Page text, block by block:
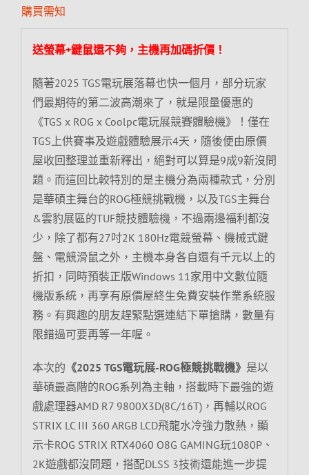
購買需知
送螢幕+鍵鼠還不夠，主機再加碼折價！
隨著2025 TGS電玩展落幕也快一個月，部分玩家
們最期待的第二波高潮來了，就是限量優惠的
《TGS x ROG x Coolpc電玩展競賽體驗機》！僅在
TGS上供賽事及遊戲體驗展示4天，隨後便由原價
屋收回整理並重新釋出，絕對可以算是9成9新沒問
題。而這回比較特別的是主機分為兩種款式，分別
是華碩主舞台的ROG極競挑戰機，以及TGS主舞台
&雲豹展區的TUF競技體驗機，不過兩邊福利都沒
少，除了都有27吋2K 180Hz電競螢幕、機械式鍵
盤、電競滑鼠之外，主機本身各自還有千元以上的
折扣，同時預裝正版Windows 11家用中文數位隨
機版系統，再享有原價屋終生免費安裝作業系統服
務。有興趣的朋友趕緊點選連結下單搶購，數量有
限錯過可要再等一年喔。
本次的 《2025 TGS電玩展-ROG極競挑戰機》 是以
華碩最高階的ROG系列為主軸，搭載時下最強的遊
戲處理器AMD R7 9800X3D(8C/16T)，再輔以ROG
STRIX LC III 360 ARGB LCD飛龍水冷強力散熱，顯
示卡ROG STRIX RTX4060 O8G GAMING玩1080P、
2K遊戲都沒問題，搭配DLSS 3技術還能進一步提